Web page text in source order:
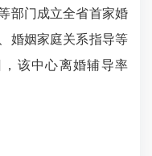
门成立全省首家婚
婚姻家庭关系指导等
，该中心离婚辅导率